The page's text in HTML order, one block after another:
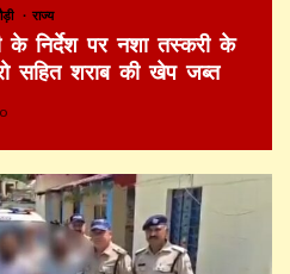
राज्य
के निर्देश पर नशा तस्करी के
सहित शराब की खेप जब्त